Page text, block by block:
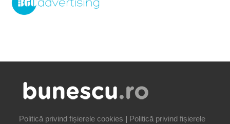
Politică privind fișierele cookies
Politică privind fișierele